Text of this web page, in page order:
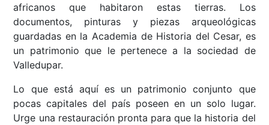
africanos que habitaron estas tierras. Los
documentos, pinturas y piezas arqueológicas
guardadas en la Academia de Historia del Cesar, es
un patrimonio que le pertenece a la sociedad de
Valledupar.
Lo que está aquí es un patrimonio conjunto que
pocas capitales del país poseen en un solo lugar.
Urge una restauración pronta para que la historia del